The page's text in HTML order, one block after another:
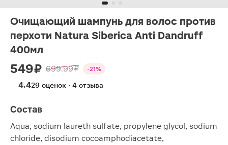
Очищающий шампунь для волос против
перхоти Natura Siberica Anti Dandruff
400мл
549 ₽ 699.99 ₽ -21%
4.429 оценок · 4 отзыва
Состав
Aqua, sodium laureth sulfate, propylene glycol, sodium
chloride, disodium cocoamphodiacetate,